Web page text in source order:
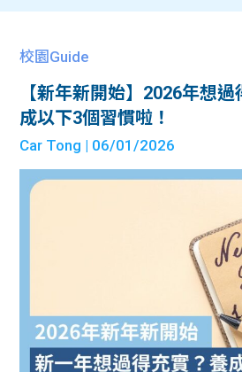
校園Guide
【新年新開始】2026年想
成以下3個習慣啦！
Car Tong | 06/01/2026